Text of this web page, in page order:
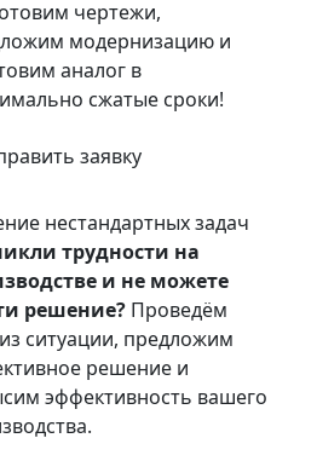
чертежи,
модернизацию и
аналог в
сжатые сроки!
заявку
нестандартных задач
трудности на
и не можете
решение? Проведём
ситуации, предложим
решение и
эффективность вашего